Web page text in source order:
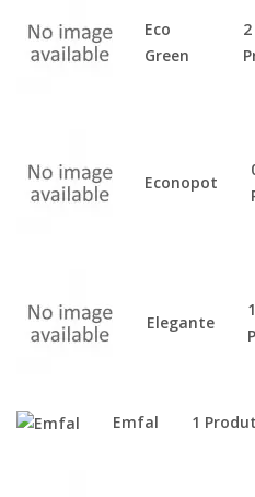
Eco
Green
Econopot
Elegante
Emfal 1